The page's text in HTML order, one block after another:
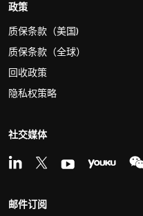
政策
质保条款（美国)
质保条款（全球）
回收政策
隐私权策略
社交媒体
邮件订阅